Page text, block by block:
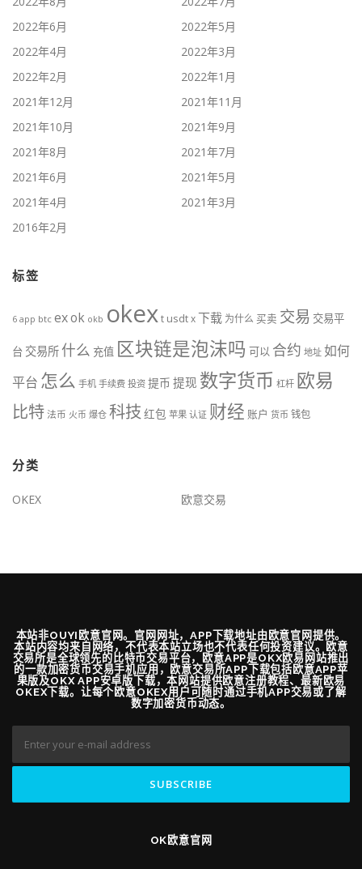
2022年6月
2022年5月
2022年4月
2022年3月
2022年2月
2022年1月
2021年12月
2021年11月
2021年10月
2021年9月
2021年8月
2021年7月
2021年6月
2021年5月
2021年4月
2021年3月
2016年2月
标签
6 app btc exok okb okext usdtx下载 为什么 买卖 交易 交易平
台 交易所 什么 充值 区块链是泡沫吗 可以 合约 地址 如何
平台 怎么 手机 手续费 投资 提币 提现 数字货币 杠杆 欧易
比特法币 火币 爆仓 科技 红包 苹果 认证 财经 账户 货币 钱包
分类
OKEX 欧意交易
本站非OUYI欧意官网。官网网址，APP下载地址由欧意官网提供。
本站内容均来自网络，不代表本站立场也不代表任何投资建议。欧意
交易所是全球领先的比特币交易平台，欧意APP是OKX欧易网站推出
的一款加密货币交易手机应用，欧意交易所APP下载包括欧意APP苹
果版及OKX APP安卓版下载，本网站提供欧意注册教程、最新欧易
OKEX下载。让每个欧意OKEX用户可随时通过手机APP交易或了解
数字加密货币动态。
OK欧意官网